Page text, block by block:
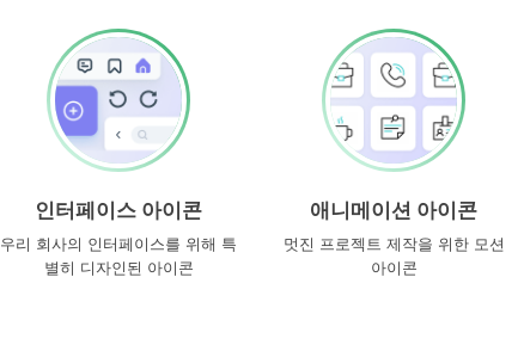
인터페이스 아이콘
우리 회사의 인터페이스를 위해 특
별히 디자인된 아이콘
애니메이션 아이콘
멋진 프로젝트 제작을 위한 모션
아이콘